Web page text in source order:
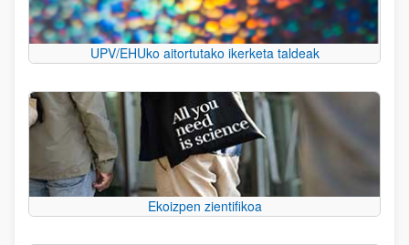
UPV/EHUko aitortutako ikerketa taldeak
Ekoizpen zientifikoa